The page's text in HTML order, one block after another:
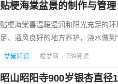
贴梗海棠盆景的制作与管理
贴梗海棠喜温暖湿润和阳光充足的
足、通风良好的地方养护，浇水做
盆景知识 根盆网 · 739阅读
昭山昭阳寺900岁银杏直径